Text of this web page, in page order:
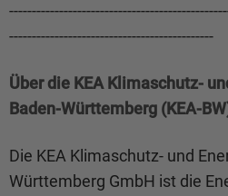
---------------------------------------------
Über die KEA Klimaschutz-
Baden-Württemberg (KEA-
Die KEA Klimaschutz- und
Württemberg GmbH ist die